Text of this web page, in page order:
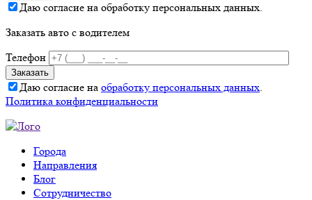
Даю согласие на обработку персональных данных.
Заказать авто с водителем
Телефон
Даю согласие на обработку персональных данных.
Политика конфиденциальности
Города
Направления
Блог
Сотрудничество